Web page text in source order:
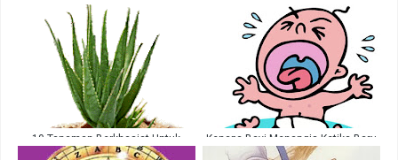
Tampan
10 Tanaman Berkhasiat Untuk
Memulihkan Rambut Rontok
Kenapa Bayi Menangis Ketika Baru
Lahir ?